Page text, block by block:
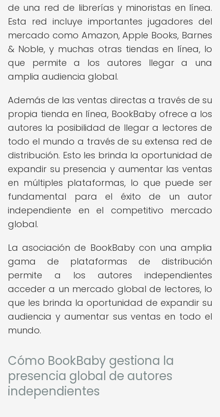
de una red de librerías y minoristas en línea.
Esta red incluye importantes jugadores del
mercado como Amazon, Apple Books, Barnes
& Noble, y muchas otras tiendas en línea, lo
que permite a los autores llegar a una
amplia audiencia global.
Además de las ventas directas a través de su
propia tienda en línea, BookBaby ofrece a los
autores la posibilidad de llegar a lectores de
todo el mundo a través de su extensa red de
distribución. Esto les brinda la oportunidad de
expandir su presencia y aumentar las ventas
en múltiples plataformas, lo que puede ser
fundamental para el éxito de un autor
independiente en el competitivo mercado
global.
La asociación de BookBaby con una amplia
gama de plataformas de distribución
permite a los autores independientes
acceder a un mercado global de lectores, lo
que les brinda la oportunidad de expandir su
audiencia y aumentar sus ventas en todo el
mundo.
Cómo BookBaby gestiona la
presencia global de autores
independientes